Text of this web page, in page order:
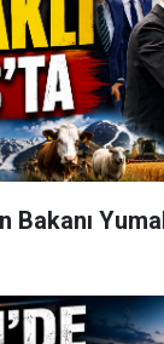
Bakanı